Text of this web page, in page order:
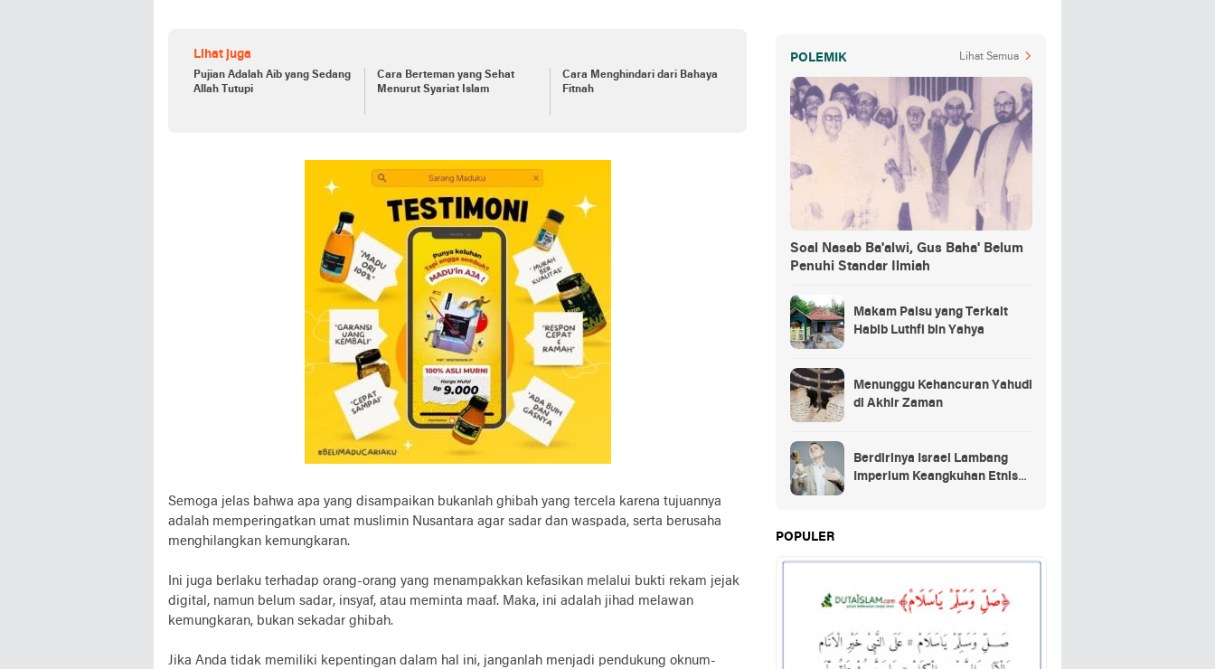
Lihat juga
Pujian Adalah Aib yang Sedang
Allah Tutupi
Cara Berteman yang Sehat
Menurut Syariat Islam
Cara Menghindari dari Bahaya
Fitnah
Semoga jelas bahwa apa yang disampaikan bukanlah ghibah yang tercela karena tujuannya
adalah memperingatkan umat muslimin Nusantara agar sadar dan waspada, serta berusaha
menghilangkan kemungkaran.
Ini juga berlaku terhadap orang-orang yang menampakkan kefasikan melalui bukti rekam jejak
digital, namun belum sadar, insyaf, atau meminta maaf. Maka, ini adalah jihad melawan
kemungkaran, bukan sekadar ghibah.
Jika Anda tidak memiliki kepentingan dalam hal ini, janganlah menjadi pendukung oknum-
POLEMIK Lihat Semua
Soal Nasab Ba'alwi, Gus Baha' Belum
Penuhi Standar Ilmiah
Makam Palsu yang Terkait
Habib Luthfi bin Yahya
Menunggu Kehancuran Yahudi
di Akhir Zaman
Berdirinya Israel Lambang
Imperium Keangkuhan Etnis
POPULER